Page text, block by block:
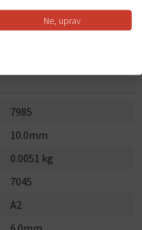
7985
10.0mm
0.0051 kg
7045
A2
Ne, uprav